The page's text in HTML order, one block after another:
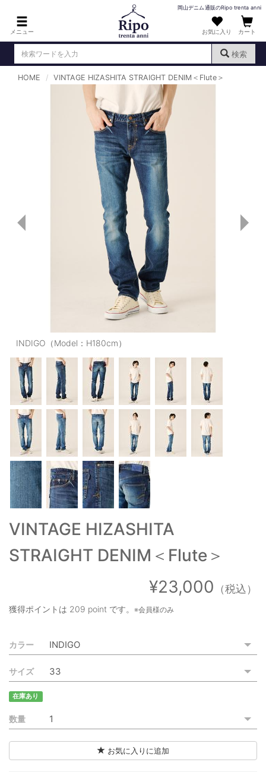
メニュー
岡山デニム通販のRipo trenta anni
お気に入り カート
検索
新規会員登録
DENIM : デニム
PANTS : パンツ
TOPS : トップス
T-SHIRT : Tシャツ
KNIT : ニット
SHIRT : シャツ
OUTERS : アウター
PANTS/SKIRT : パンツ・スカート
TOPS : トップス
OUTERS : アウター
OUTLET : アウトレット
MENS : メンズ
LADIES : レディース
新規会員登録
HOME VINTAGE HIZASHITA STRAIGHT DENIM＜Flute＞
INDIGO（Model：H180cm）
VINTAGE HIZASHITA
STRAIGHT DENIM＜Flute＞
¥23,000 （税込）
獲得ポイントは 209 point です。 ※会員様のみ
カラー
サイズ
在庫あり
数量
お気に入りに追加